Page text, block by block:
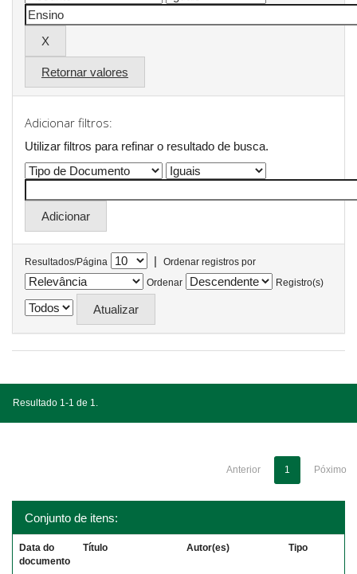
Retornar valores
Adicionar filtros:
Utilizar filtros para refinar o resultado de busca.
Resultados/Página |
Ordenar registros por
Ordenar
Registro(s)
Resultado 1-1 de 1.
Anterior 1 Póximo
Conjunto de itens:
Data do
documento
Título Autor(es) Tipo